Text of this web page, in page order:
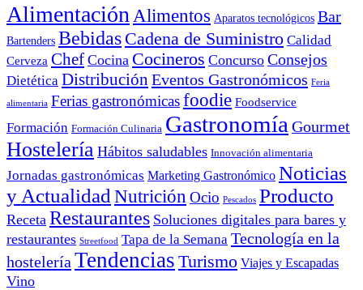
Alimentación Alimentos Aparatos tecnológicos Bar
Bartenders Bebidas Cadena de Suministro Calidad
Cerveza Chef Cocina Cocineros Concurso Consejos
Dietética Distribución Eventos Gastronómicos Feria
alimentaria Ferias gastronómicasfoodie Foodservice
Formación Formación Culinaria Gastronomía Gourmet
Hostelería Hábitos saludables Innovación alimentaria
Jornadas gastronómicas Marketing Gastronómico Noticias
y Actualidad Nutrición Ocio Pescados Producto
Receta Restaurantes Soluciones digitales para bares y
restaurantes Streetfood Tapa de la Semana Tecnología en la
hostelería Tendencias Turismo Viajes y Escapadas
Vino